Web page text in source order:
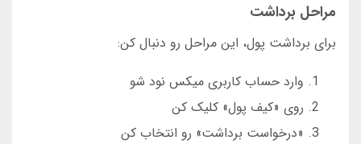
مراحل برداشت
برای برداشت پول، این مراحل رو دنبال کن:
وارد حساب کاربری میکس نود شو
روی «کیف پول» کلیک کن
«درخواست برداشت» رو انتخاب کن